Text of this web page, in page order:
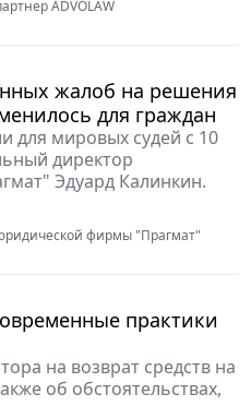
мерах,
и свежих разъяснениях